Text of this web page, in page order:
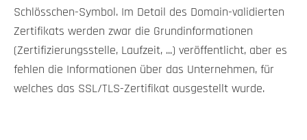
Schlösschen-Symbol. Im Detail des Domain-validierten
Zertifikats werden zwar die Grundinformationen
(Zertifizierungsstelle, Laufzeit, ...) veröffentlicht, aber es
fehlen die Informationen über das Unternehmen, für
welches das SSL/TLS-Zertifikat ausgestellt wurde.